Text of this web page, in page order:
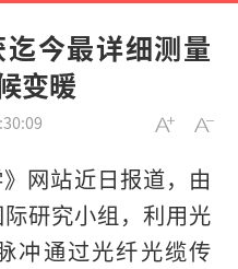
今最详细测量
变暖
网站近日报道，由
研究小组，利用光
冲通过光纤光缆传